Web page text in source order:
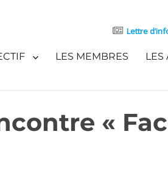
Lettre
LES MEMBRES LES
«